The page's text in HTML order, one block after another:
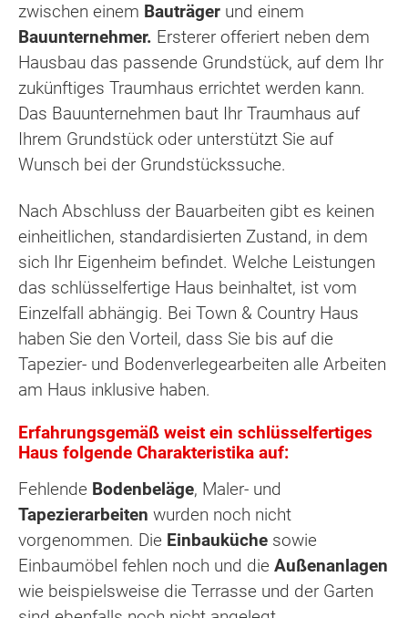
zwischen einem Bauträger und einem
Bauunternehmer. Ersterer offeriert neben dem
Hausbau das passende Grundstück, auf dem Ihr
zukünftiges Traumhaus errichtet werden kann.
Das Bauunternehmen baut Ihr Traumhaus auf
Ihrem Grundstück oder unterstützt Sie auf
Wunsch bei der Grundstückssuche.
Nach Abschluss der Bauarbeiten gibt es keinen
einheitlichen, standardisierten Zustand, in dem
sich Ihr Eigenheim befindet. Welche Leistungen
das schlüsselfertige Haus beinhaltet, ist vom
Einzelfall abhängig. Bei Town & Country Haus
haben Sie den Vorteil, dass Sie bis auf die
Tapezier- und Bodenverlegearbeiten alle Arbeiten
am Haus inklusive haben.
Erfahrungsgemäß weist ein schlüsselfertiges
Haus folgende Charakteristika auf:
Fehlende Bodenbeläge, Maler- und
Tapezierarbeiten wurden noch nicht
vorgenommen. Die Einbauküche sowie
Einbaumöbel fehlen noch und die Außenanlagen
wie beispielsweise die Terrasse und der Garten